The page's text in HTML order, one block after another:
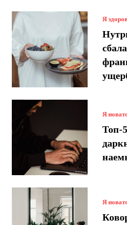
Я
Я
Топ-
Я